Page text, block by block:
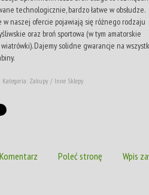
technologicznie, bardzo łatwe w obsłudze.
w naszej ofercie pojawiają się różnego rodzaju
oraz broń sportowa (w tym amatorskie
Dajemy solidne gwarancje na
Kategoria: Zakupy / Inne Sklepy
Poleć stronę Wpis